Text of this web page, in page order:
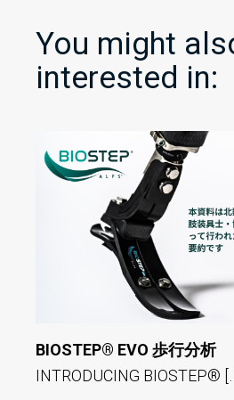
You might
interested in:
BIOSTEP® EVO 歩行分析
INTRODUCING BIOSTEP®